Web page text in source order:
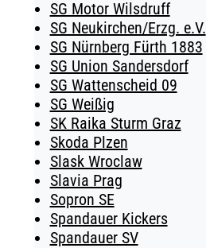
SG Motor Wilsdruff
SG Neukirchen/Erzg. e.V.
SG Nürnberg Fürth 1883
SG Union Sandersdorf
SG Wattenscheid 09
SG Weißig
SK Raika Sturm Graz
Skoda Plzen
Slask Wroclaw
Slavia Prag
Sopron SE
Spandauer Kickers
Spandauer SV